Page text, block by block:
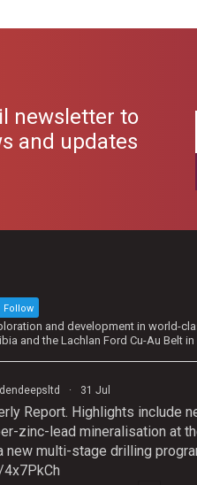
newsletter to
and updates
Follow
and development in world-
and the Lachlan Ford Cu-Au Belt in
· 31 Jul
Report. Highlights include
zinc-lead mineralisation at
new multi-stage drilling